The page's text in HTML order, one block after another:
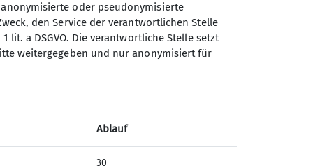
Sektion Straubing des
Deutschen Alpenvereins e.V.
oder pseudonymisierte
den Service der verantwortlichen Stelle
a DSGVO. Die verantwortliche Stelle setzt
weitergegeben und nur anonymisiert für
Ablauf
30